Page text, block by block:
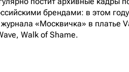
брендами: в этом
«Москвичка» в платье
Walk of Shame.